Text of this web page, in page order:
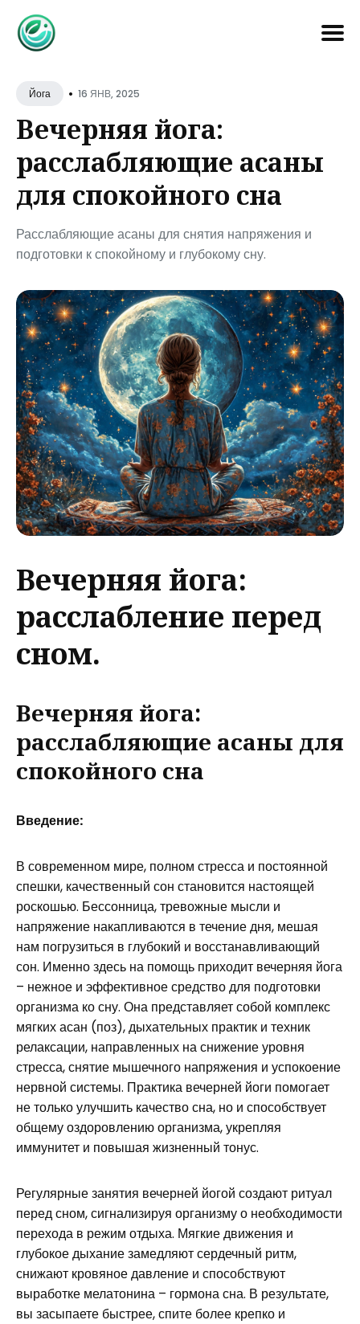
for
Йога • 16 ЯНВ, 2025
Вечерняя йога:
расслабляющие асаны
для спокойного сна
Расслабляющие асаны для снятия напряжения и
подготовки к спокойному и глубокому сну.
Вечерняя йога:
расслабление перед
сном.
Вечерняя йога:
расслабляющие асаны для
спокойного сна
Введение:
В современном мире, полном стресса и постоянной
спешки, качественный сон становится настоящей
роскошью. Бессонница, тревожные мысли и
напряжение накапливаются в течение дня, мешая
нам погрузиться в глубокий и восстанавливающий
сон. Именно здесь на помощь приходит вечерняя йога
– нежное и эффективное средство для подготовки
организма ко сну. Она представляет собой комплекс
мягких асан (поз), дыхательных практик и техник
релаксации, направленных на снижение уровня
стресса, снятие мышечного напряжения и успокоение
нервной системы. Практика вечерней йоги помогает
не только улучшить качество сна, но и способствует
общему оздоровлению организма, укрепляя
иммунитет и повышая жизненный тонус.
Регулярные занятия вечерней йогой создают ритуал
перед сном, сигнализируя организму о необходимости
перехода в режим отдыха. Мягкие движения и
глубокое дыхание замедляют сердечный ритм,
снижают кровяное давление и способствуют
выработке мелатонина – гормона сна. В результате,
вы засыпаете быстрее, спите более крепко и